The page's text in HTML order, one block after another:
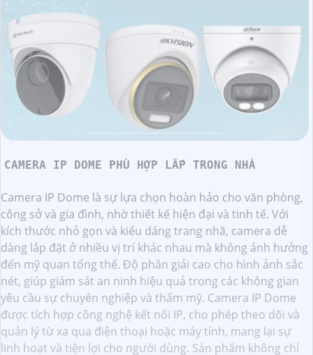
CAMERA IP DOME PHÙ HỢP LẮP TRONG NHÀ
Camera IP Dome là sự lựa chọn hoàn hảo cho văn phòng,
công sở và gia đình, nhờ thiết kế hiện đại và tinh tế. Với
kích thước nhỏ gọn và kiểu dáng trang nhã, camera dễ
dàng lắp đặt ở nhiều vị trí khác nhau mà không ảnh hưởng
đến mỹ quan tổng thể. Độ phân giải cao cho hình ảnh sắc
nét, giúp giám sát an ninh hiệu quả trong các không gian
yêu cầu sự chuyên nghiệp và thẩm mỹ. Camera IP Dome
được tích hợp công nghệ kết nối IP, cho phép theo dõi và
quản lý từ xa qua điện thoại hoặc máy tính, mang lại sự
linh hoạt và tiện lợi cho người dùng. Sản phẩm không chỉ